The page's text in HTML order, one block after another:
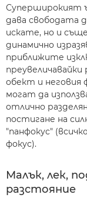
Суперширокият
дава свободата
искате, но и
динамично
приближите
обект и
могат да
отлично
постигане на
"панфокус"
фокус).
Малък, лек,
разстояние